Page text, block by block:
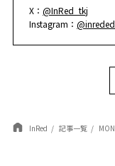
X：@InRed_tkj
Instagram：
InRed 記事一覧